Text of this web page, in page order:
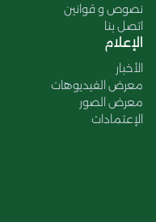
نصوص و قوانين
اتصل بنا
الإعلام
الأخبار
معرض الفيديوهات
معرض الصور
الإعتمادات